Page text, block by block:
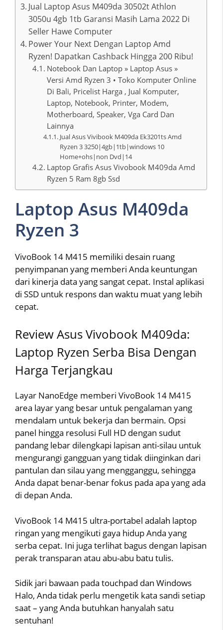
Jual Laptop Asus M409da 30502t Athlon
3050u 4gb 1tb Garansi Masih Lama 2022 Di
Seller Hawe Computer
Power Your Next Dengan Laptop Amd
Ryzen! Dapatkan Cashback Hingga 200 Ribu!
Notebook Dan Laptop » Laptop Asus »
Versi Amd Ryzen 3 • Toko Komputer Online
Di Bali, Pricelist Harga , Jual Komputer,
Laptop, Notebook, Printer, Modem,
Motherboard, Speaker, Vga Card Dan
Lainnya
Jual Asus Vivibook M409da Ek3201ts Amd
Ryzen 3 3250|4gb|1tb|windows 10
Home+ohs|non Dvd|14
Laptop Grafis Asus Vivobook M409da Amd
Ryzen 5 Ram 8gb Ssd
Laptop Asus M409da
Ryzen 3
VivoBook 14 M415 memiliki desain ruang
penyimpanan yang memberi Anda keuntungan
dari kinerja data yang sangat cepat. Instal aplikasi
di SSD untuk respons dan waktu muat yang lebih
cepat.
Review Asus Vivobook M409da:
Laptop Ryzen Serba Bisa Dengan
Harga Terjangkau
Layar NanoEdge memberi VivoBook 14 M415
area layar yang besar untuk pengalaman yang
mendalam untuk bekerja dan bermain. Opsi
panel hingga resolusi Full HD dengan sudut
pandang lebar dilengkapi lapisan anti-silau untuk
mengurangi gangguan yang tidak diinginkan dari
pantulan dan silau yang mengganggu, sehingga
Anda dapat benar-benar fokus pada apa yang ada
di depan Anda.
VivoBook 14 M415 ultra-portabel adalah laptop
ringan yang mengikuti gaya hidup Anda yang
serba cepat. Ini juga terlihat bagus dengan lapisan
perak transparan atau abu-abu batu tulis.
Sidik jari bawaan pada touchpad dan Windows
Halo, Anda tidak perlu mengetik kata sandi setiap
saat – yang Anda butuhkan hanyalah satu
sentuhan!